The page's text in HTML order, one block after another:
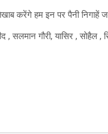
करेंगे हम इन पर पैनी निगाहें
गौरी, यासिर , सोहैल ,